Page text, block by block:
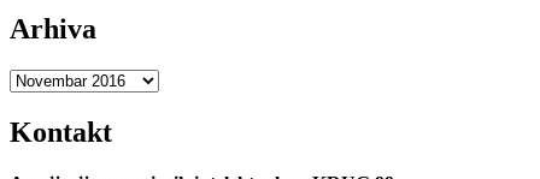
ujedinjenom
Arhiva
Arhiva
Kontakt